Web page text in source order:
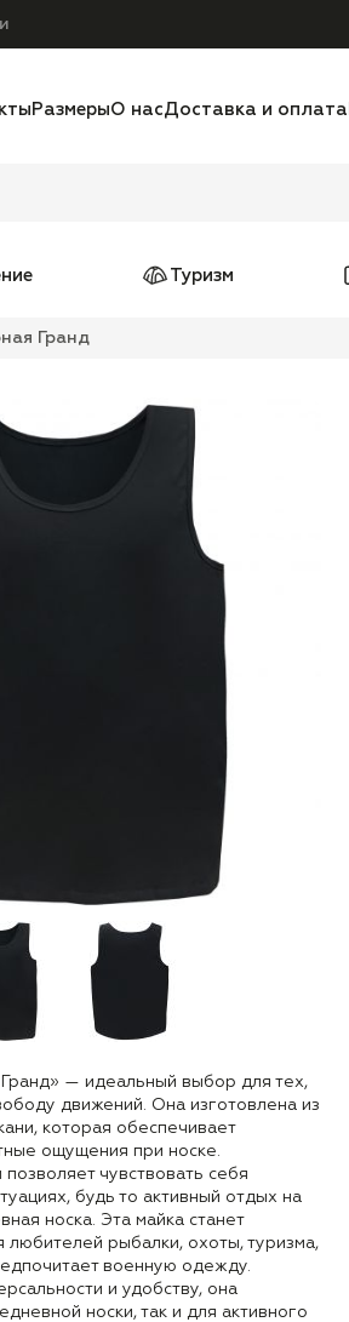
РазмерыО насДоставка и оплата
Туризм
Гранд
— идеальный выбор для тех,
движений. Она изготовлена из
которая обеспечивает
ощущения при носке.
чувствовать себя
будь то активный отдых на
носка. Эта майка станет
рыбалки, охоты, туризма,
военную одежду.
и удобству, она
носки, так и для активного